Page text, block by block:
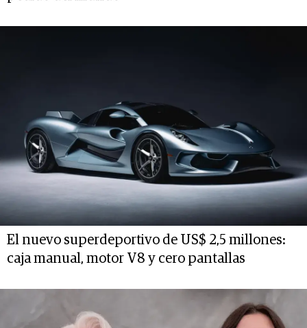
El nuevo superdeportivo de US$ 2,5 millones:
caja manual, motor V8 y cero pantallas